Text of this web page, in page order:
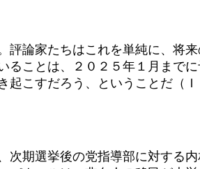
論家たちはこれを単純に、将
ことは、２０２５年１月まで
こすだろう、ということだ（Ｉ
期選挙後の党指導部に対する